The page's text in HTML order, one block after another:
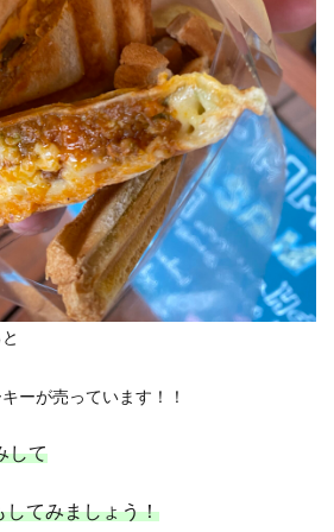
ーが売っています！！
して
してみましょう！